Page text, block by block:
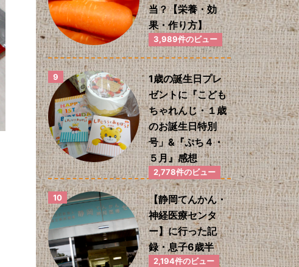
当？【栄養・効
果・作り方】
3,989件のビュー
1歳の誕生日プレ
ゼントに『こども
ちゃれんじ・１歳
のお誕生日特別
号」&『ぷち４・
５月』感想
2,778件のビュー
【静岡てんかん・
神経医療センタ
ー】に行った記
録・息子6歳半
2,194件のビュー